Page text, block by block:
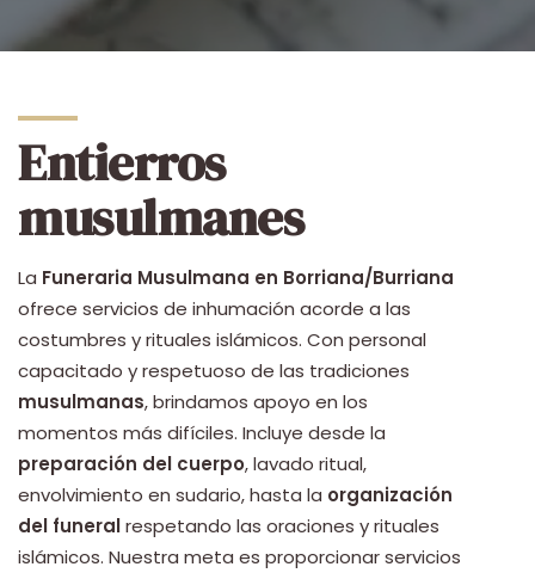
Entierros
musulmanes
La Funeraria Musulmana en Borriana/Burriana
ofrece servicios de inhumación acorde a las
costumbres y rituales islámicos. Con personal
capacitado y respetuoso de las tradiciones
musulmanas, brindamos apoyo en los
momentos más difíciles. Incluye desde la
preparación del cuerpo, lavado ritual,
envolvimiento en sudario, hasta la organización
del funeralrespetando las oraciones y rituales
islámicos. Nuestra meta es proporcionar servicios